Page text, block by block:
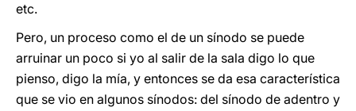
etc.
Pero, un proceso como el de un sínodo se puede
arruinar un poco si yo al salir de la sala digo lo que
pienso, digo la mía, y entonces se da esa característica
que se vio en algunos sínodos: del sínodo de adentro y